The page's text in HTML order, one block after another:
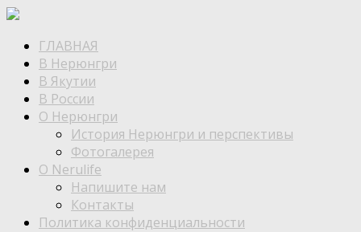
ГЛАВНАЯ
В Нерюнгри
В Якутии
В России
О Нерюнгри
История Нерюнгри и перспективы
Фотогалерея
О Nerulife
Напишите нам
Контакты
Политика конфиденциальности